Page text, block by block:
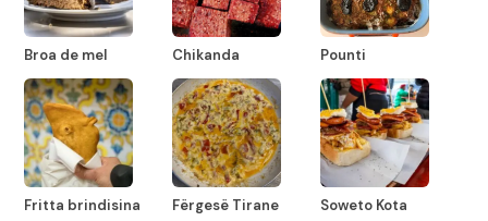
Broa de mel Chikanda Pounti
Fritta brindisina Fërgesë Tirane Soweto Kota